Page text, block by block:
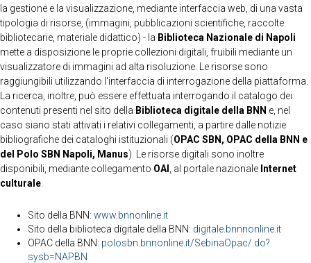
la gestione e la visualizzazione, mediante interfaccia web, di una vasta
tipologia di risorse, (immagini, pubblicazioni scientifiche, raccolte
bibliotecarie, materiale didattico) - la Biblioteca Nazionale di Napoli
mette a disposizione le proprie collezioni digitali, fruibili mediante un
visualizzatore di immagini ad alta risoluzione. Le risorse sono
raggiungibili utilizzando l'interfaccia di interrogazione della piattaforma.
La ricerca, inoltre, può essere effettuata interrogando il catalogo dei
contenuti presenti nel sito della Biblioteca digitale della BNN e, nel
caso siano stati attivati i relativi collegamenti, a partire dalle notizie
bibliografiche dei cataloghi istituzionali (OPAC SBN, OPAC della BNN e
del Polo SBN Napoli, Manus). Le risorse digitali sono inoltre
disponibili, mediante collegamento OAI , al portale nazionale Internet
culturale
Sito della BNN: www.bnnonline.it
Sito della biblioteca digitale della BNN: digitale.bnnnonline.it
OPAC della BNN: polosbn.bnnonline.it/SebinaOpac/.do?
sysb=NAPBN